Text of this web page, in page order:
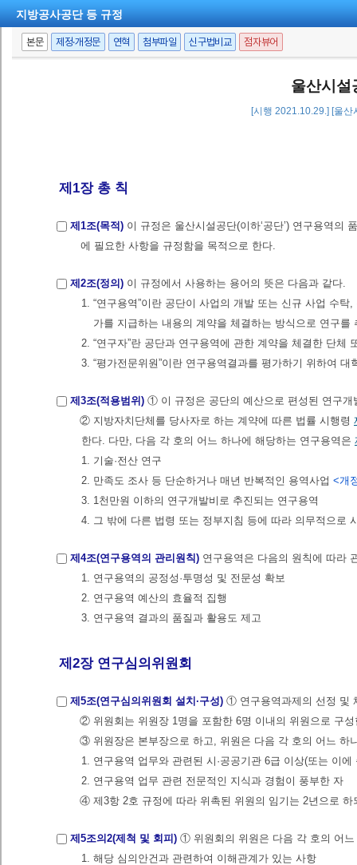
지방공사공단 등 규정
본문 제정·개정문 연혁 첨부파일 신구법비교 점자뷰어
울산시설
[시행 2021.10.29.] [울
제1장 총 칙
제1조(목적) 이 규정은 울산시설공단(이하‘공단’) 연구용역의
에 필요한 사항을 규정함을 목적으로 한다.
제2조(정의) 이 규정에서 사용하는 용어의 뜻은 다음과 같다.
1. “연구용역”이란 공단이 사업의 개발 또는 신규 사업 수
가를 지급하는 내용의 계약을 체결하는 방식으로 연구
2. “연구자”란 공단과 연구용역에 관한 계약을 체결한 단체
3. “평가전문위원”이란 연구용역결과를 평가하기 위하여
제3조(적용범위) ① 이 규정은 공단의 예산으로 편성된 연구
② 지방자치단체를 당사자로 하는 계약에 따른 법률 시행령
한다. 다만, 다음 각 호의 어느 하나에 해당하는 연구용역은
1. 기술·전산 연구
2. 만족도 조사 등 단순하거나 매년 반복적인 용역사업 <개
3. 1천만원 이하의 연구개발비로 추진되는 연구용역
4. 그 밖에 다른 법령 또는 정부지침 등에 따라 의무적으로
제4조(연구용역의 관리원칙) 연구용역은 다음의 원칙에 따라
1. 연구용역의 공정성·투명성 및 전문성 확보
2. 연구용역 예산의 효율적 집행
3. 연구용역 결과의 품질과 활용도 제고
제2장 연구심의위원회
제5조(연구심의위원회 설치·구성) ① 연구용역과제의 선정 및
② 위원회는 위원장 1명을 포함한 6명 이내의 위원으로 구
③ 위원장은 본부장으로 하고, 위원은 다음 각 호의 어느 하
1. 연구용역 업무와 관련된 시·공공기관 6급 이상(또는 이
2. 연구용역 업무 관련 전문적인 지식과 경험이 풍부한 자
④ 제3항 2호 규정에 따라 위촉된 위원의 임기는 2년으로
제5조의2(제척 및 회피) ① 위원회의 위원은 다음 각 호의 어
1. 해당 심의안건과 관련하여 이해관계가 있는 사항